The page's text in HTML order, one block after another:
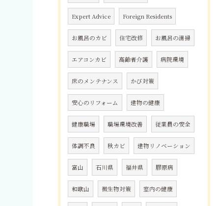
Expert Advice Foreign Residents
お風呂のカビ 住宅改修 お風呂の清掃
エアコンカビ 高齢者介護 病院環境
床のメンテナンス かび対策
安心のリフォーム 建物の健康
健康職場 職場環境改善 従業員の安全
体調不良 秋カビ 建物リノベーション
富山 石川県 福井県 膠原病
和歌山 微生物対策 室内の健康